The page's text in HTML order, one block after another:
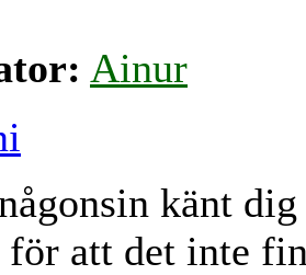
Ainur
känt dig
för att det inte